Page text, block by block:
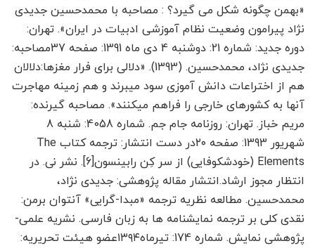
«بهمن چگونه شکل می گیرد؟ : مصاحبه با محمدحسین جدیدی
نژاد پیرامون وضعیت نظام آموزشی ادبیات در ایران». تهران:
دوره جدید: شماره 21: دوشنبه 4 دی ماه 1391: صفحه 37مصاحبه:
جدیدی نژاد، محمدحسین. (1393). «دلالی برای فرار مغزها:دلالان
هم از اختراعات دانش آموزی سود می­برند و هم زمینه مهاجرت
آنها به کشورهای خارجی را فراهم می­کنند». مصاحبه گیرنده:
مریم خباز. تهران: روزنامه جام جم. شماره 4058: شنبه 8
شهریور 1393: صفحه ۲۰در دست انتشار: ترجمه کتاب The
Elements (خودشکوفایی) از سر کِن رابینسون[6]. نشر نی. در
انتظار مجوز ارشاد.انتشار مقاله پژوهشی: جدیدی نژاد،
محمدحسین. مطالعه نظریه ترجمه «مبدا-گرایی» آنتوان برمن:
نقدی کلی بر ترجمه نمایشنامه ها به زبان فارسی. نشریه علمی-
پژوهشی نمایش. شماره 174: تیرماه۱۳۹۴عضو هیئت تحریریه: